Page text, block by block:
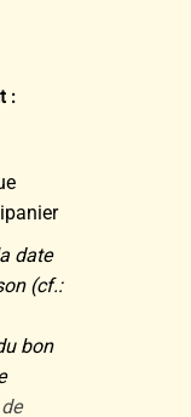
:
date
(cf.:
bon